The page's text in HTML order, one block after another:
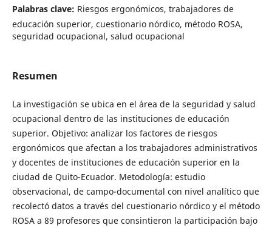
Palabras clave: Riesgos ergonómicos, trabajadores de
educación superior, cuestionario nórdico, método ROSA,
seguridad ocupacional, salud ocupacional
Resumen
La investigación se ubica en el área de la seguridad y salud
ocupacional dentro de las instituciones de educación
superior. Objetivo: analizar los factores de riesgos
ergonómicos que afectan a los trabajadores administrativos
y docentes de instituciones de educación superior en la
ciudad de Quito-Ecuador. Metodología: estudio
observacional, de campo-documental con nivel analítico que
recolectó datos a través del cuestionario nórdico y el método
ROSA a 89 profesores que consintieron la participación bajo